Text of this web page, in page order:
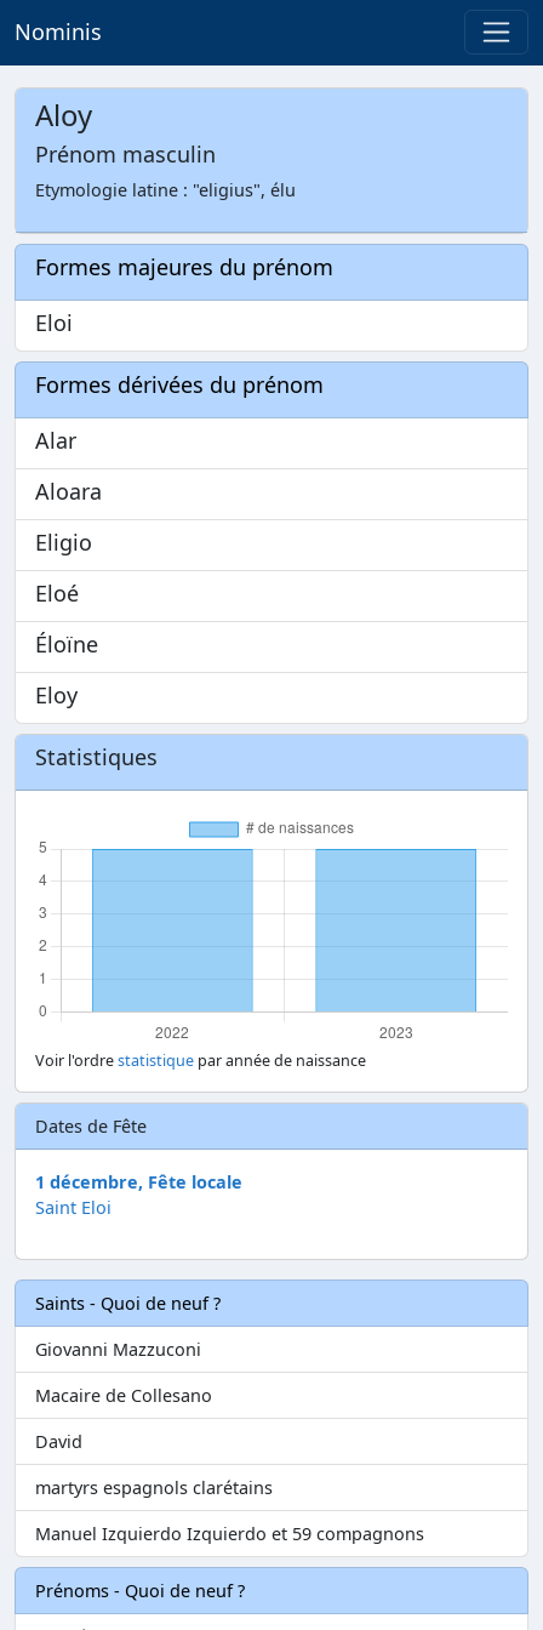
Nominis
Aloy
Prénom masculin
Etymologie latine : "eligius", élu
Formes majeures du prénom
Eloi
Formes dérivées du prénom
Alar
Aloara
Eligio
Eloé
Éloïne
Eloy
Statistiques
Voir l'ordrestatistique par année de naissance
Dates de Fête
1 décembre, Fête locale
Saint Eloi
Saints - Quoi de neuf ?
Giovanni Mazzuconi
Macaire de Collesano
David
martyrs espagnols clarétains
Manuel Izquierdo Izquierdo et 59 compagnons
Prénoms - Quoi de neuf ?